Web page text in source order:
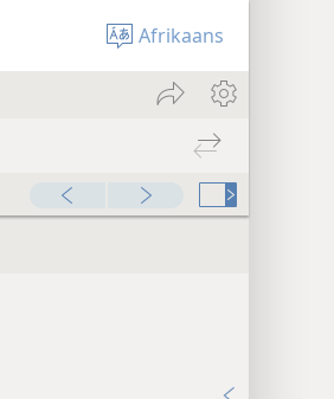
Afrikaans